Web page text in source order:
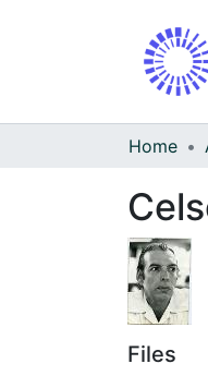
Home
Files